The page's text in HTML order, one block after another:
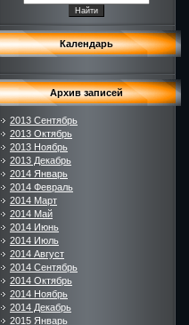
Календарь
Архив записей
2013 Сентябрь
2013 Октябрь
2013 Ноябрь
2013 Декабрь
2014 Январь
2014 Февраль
2014 Март
2014 Май
2014 Июнь
2014 Июль
2014 Август
2014 Сентябрь
2014 Октябрь
2014 Ноябрь
2014 Декабрь
2015 Январь